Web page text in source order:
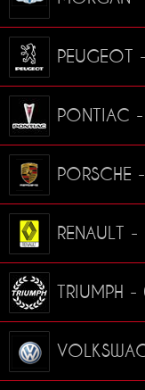
PEUGEOT
PONTIAC
PORSCHE
RENAULT
TRIUMPH -